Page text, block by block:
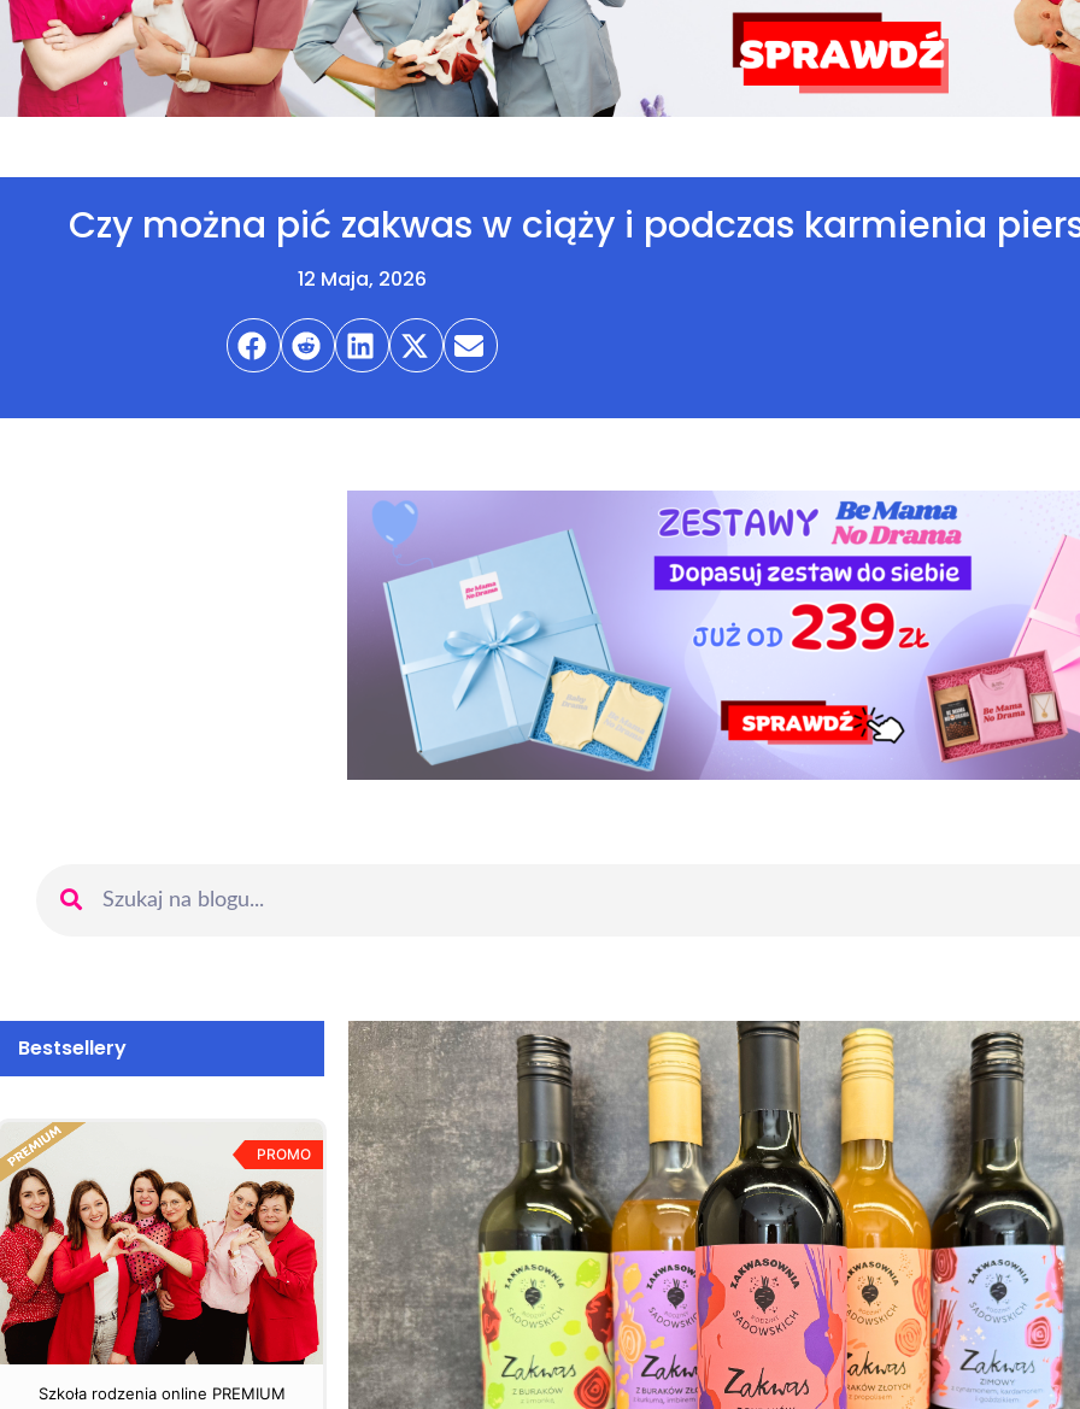
Czy można pić zakwas w ciąży i podczas karmienia
12 Maja, 2026
Bestsellery
PROMO
Szkoła rodzenia online PREMIUM